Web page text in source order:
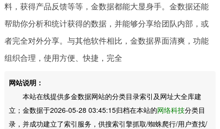
料，获得产品反馈等等，金数据都能大显身手。金数据还能
帮助你分析和统计获得的数据，并能够分享给团队内部，或
者完全对外分享。与其他软件相比，金数据界面清爽，功能
组织合理，使用方便、快捷，完全
网站说明：
本站在线提供多金数据网站的分类目录索引及网址大全库建
立；金数据于2026-05-28 03:45:15归档在本站的网络科技分类目
录，并成功建立了索引服务，供搜索引擎抓取/蜘蛛爬行/用户查找/